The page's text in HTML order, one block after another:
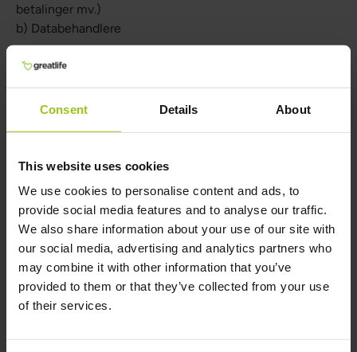
Consent Details About
This website uses cookies
We use cookies to personalise content and ads, to
provide social media features and to analyse our traffic.
We also share information about your use of our site with
our social media, advertising and analytics partners who
may combine it with other information that you’ve
provided to them or that they’ve collected from your use
of their services.
betalinger mv.)
b) Databehandlere
professionelle virksomheder som leverandører og
samarbejdspartnere til at levere eller assistere os med at
levere vores services og produkter. De eksterne
virksomheder vil ikke modtage eller behandle
overførsel og behandling heraf.
Hvis de eksterne virksomheder eller samarbejdspartnere
er databehandlere for os, sker deres behandling af
personoplysninger altid i henhold til en
databehandleraftale, som opfylder lovgivningens krav
hertil
Hvis de eksterne virksomheder eller samarbejdspartnere